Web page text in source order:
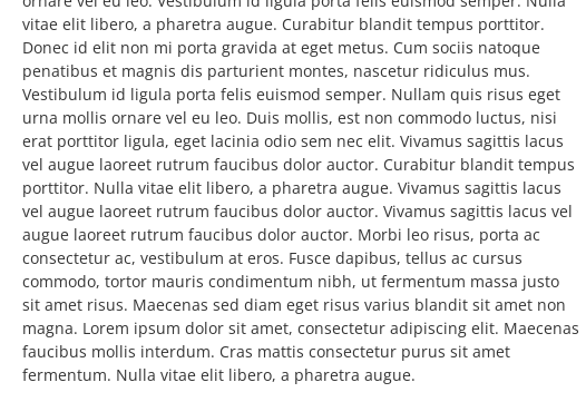
vitae elit libero, a pharetra augue. Curabitur blandit tempus porttitor.
Donec id elit non mi porta gravida at eget metus. Cum sociis natoque
penatibus et magnis dis parturient montes, nascetur ridiculus mus.
Vestibulum id ligula porta felis euismod semper. Nullam quis risus eget
urna mollis ornare vel eu leo. Duis mollis, est non commodo luctus, nisi
erat porttitor ligula, eget lacinia odio sem nec elit. Vivamus sagittis lacus
vel augue laoreet rutrum faucibus dolor auctor. Curabitur blandit tempus
porttitor. Nulla vitae elit libero, a pharetra augue. Vivamus sagittis lacus
vel augue laoreet rutrum faucibus dolor auctor. Vivamus sagittis lacus vel
augue laoreet rutrum faucibus dolor auctor. Morbi leo risus, porta ac
consectetur ac, vestibulum at eros. Fusce dapibus, tellus ac cursus
commodo, tortor mauris condimentum nibh, ut fermentum massa justo
sit amet risus. Maecenas sed diam eget risus varius blandit sit amet non
magna. Lorem ipsum dolor sit amet, consectetur adipiscing elit. Maecenas
faucibus mollis interdum. Cras mattis consectetur purus sit amet
fermentum. Nulla vitae elit libero, a pharetra augue.